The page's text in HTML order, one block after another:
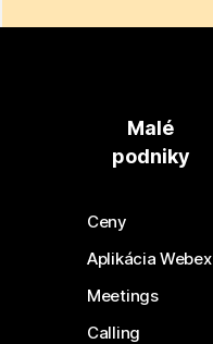
Malé
podniky
Ceny
Aplikácia Webex
Meetings
Calling